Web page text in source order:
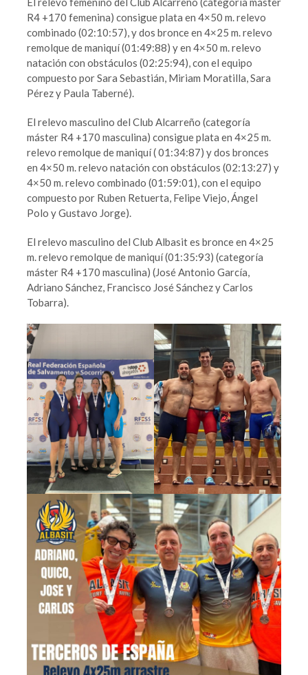
R4 +170 femenina) consigue plata en 4×50 m. relevo
combinado (02:10:57), y dos bronce en 4×25 m. relevo
remolque de maniquí (01:49:88) y en 4×50 m. relevo
natación con obstáculos (02:25:94), con el equipo
compuesto por Sara Sebastián, Miriam Moratilla, Sara
Pérez y Paula Taberné).
El relevo masculino del Club Alcarreño (categoría
máster R4 +170 masculina) consigue plata en 4×25 m.
relevo remolque de maniquí ( 01:34:87) y dos bronces
en 4×50 m. relevo natación con obstáculos (02:13:27) y
4×50 m. relevo combinado (01:59:01), con el equipo
compuesto por Ruben Retuerta, Felipe Viejo, Ángel
Polo y Gustavo Jorge).
El relevo masculino del Club Albasit es bronce en 4×25
m. relevo remolque de maniquí (01:35:93) (categoría
máster R4 +170 masculina) (José Antonio García,
Adriano Sánchez, Francisco José Sánchez y Carlos
Tobarra).